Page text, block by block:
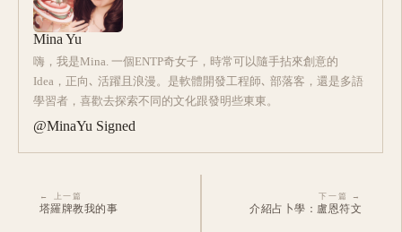
Mina Yu
嗨，我是Mina. 一個ENTP奇女子，時常可以隨手拈來創意的
Idea，正向､ 活躍且浪漫。是軟體開發工程師､ 部落客，還是多語
學習者，喜歡去探索不同的文化跟發明些東東。
@MinaYu Signed
← 上一篇
塔羅牌教我的事
下一篇 →
介紹占卜學：盧恩符文